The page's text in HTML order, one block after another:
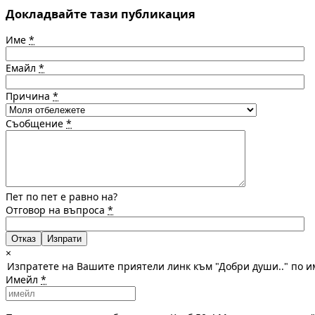
Докладвайте тази публикация
Име *
Емайл *
Причина *
Съобщение *
Пет по пет е равно на?
Отговор на въпроса *
Отказ
×
Изпратете на Вашите приятели линк към "Добри души.." по
Имейл *